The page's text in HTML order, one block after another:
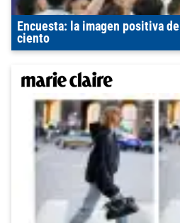
Encuesta: la imagen positiva
ciento